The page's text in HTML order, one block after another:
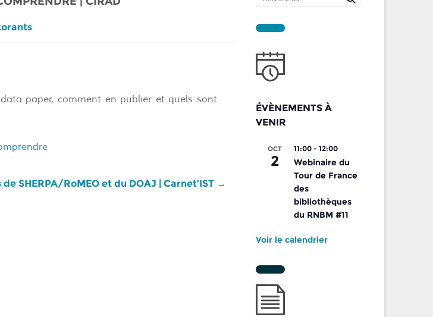
paper, comment en publier et quels sont
SHERPA/RoMEO et du DOAJ | Carnet’IST →
ÉVÈNEMENTS À
VENIR
OCT
2
11:00 - 12:00
Webinaire du
Tour de France
des
bibliothèques
du RNBM #11
Voir le calendrier